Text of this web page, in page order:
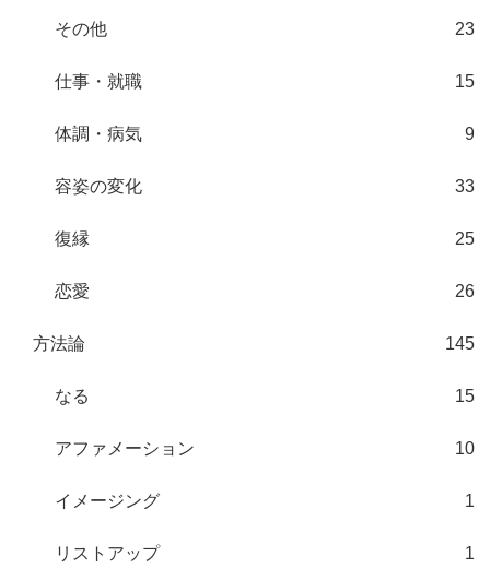
その他 23
仕事・就職 15
体調・病気 9
容姿の変化 33
復縁 25
恋愛 26
方法論 145
なる 15
アファメーション 10
イメージング 1
リストアップ 1